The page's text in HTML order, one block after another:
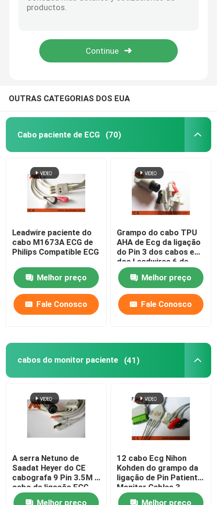
Cabo de extensão Spo2
Elétrodo do ECG
Mangueira de NIBP
Cabo de IBP
Transdutor de IBP
ponta de prova médica da temperatura
Sensor ETCO2
Cabo de Holter
Sonda do transdutor de ultrassom
Conectores do dispositivo médico
Acessórios do monitor paciente
Cabo do EEG
OUTRAS CATEGORIAS DOS EUA
Cabo paciente de ECG (70)
Leadwire paciente do
cabo M1673A ECG de
Philips Compatible ECG
Melhor preço
Fale Conosco
Grampo do cabo TPU
AHA de Ecg da ligação
do Pin 3 dos cabos e
dos Leadwires 6 de
Szmedplus AAMI ECG
Melhor preço
Fale Conosco
cabos do monitor paciente (41)
A serra Netuno de
Saadat Heyer do CE
cabografa 9 Pin 3.5M 3
cabo da ligação ECG
Melhor preço
12 cabo Ecg Nihon
Kohden do grampo da
ligação de Pin Patient
Monitor Cables 3
Melhor preço